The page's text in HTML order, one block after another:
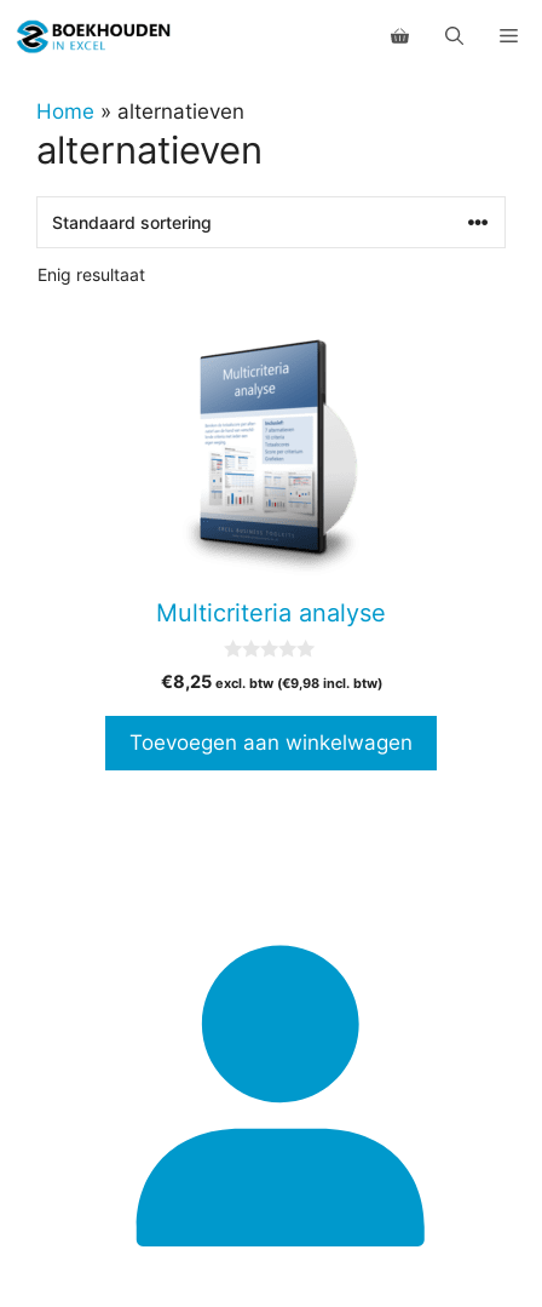
naar
inhoudHome » alternatieven
alternatieven
Enig resultaat
Multicriteria analyse
v
5
€8,25 excl. btw (€9,98incl. btw)
Toevoegen aan winkelwagen